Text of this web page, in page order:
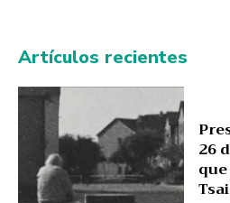
Artículos recientes
26